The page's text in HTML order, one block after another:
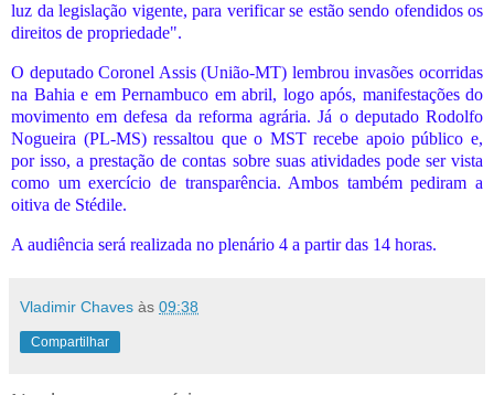
luz da legislação vigente, para verificar se estão sendo ofendidos os
direitos de propriedade".
O deputado Coronel Assis (União-MT) lembrou invasões ocorridas
na Bahia e em Pernambuco em abril, logo após, manifestações do
movimento em defesa da reforma agrária. Já o deputado Rodolfo
Nogueira (PL-MS) ressaltou que o MST recebe apoio público e,
por isso, a prestação de contas sobre suas atividades pode ser vista
como um exercício de transparência. Ambos também pediram a
oitiva de Stédile.
A audiência será realizada no plenário 4 a partir das 14 horas.
Vladimir Chaves às 09:38
Compartilhar